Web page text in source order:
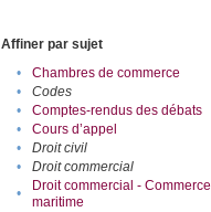
Affiner par sujet
•
Chambres de commerce
•
Codes
•
Comptes-rendus des débats
•
Cours d’appel
•
Droit civil
•
Droit commercial
•
Droit commercial - Commerce
maritime